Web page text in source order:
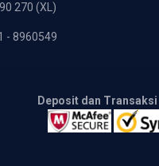
270 (XL)
- 8960549
Deposit dan